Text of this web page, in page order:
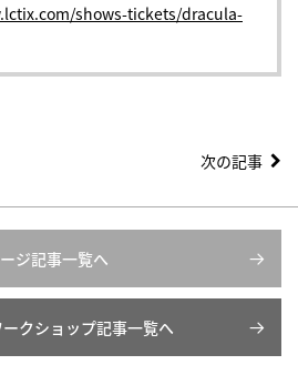
shows-tickets/dracula-
次の記事
ジ記事一覧へ
クショップ記事一覧へ